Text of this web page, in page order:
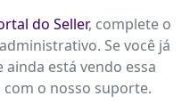
do Seller, complete o
Se você já
está vendo essa
o nosso suporte.